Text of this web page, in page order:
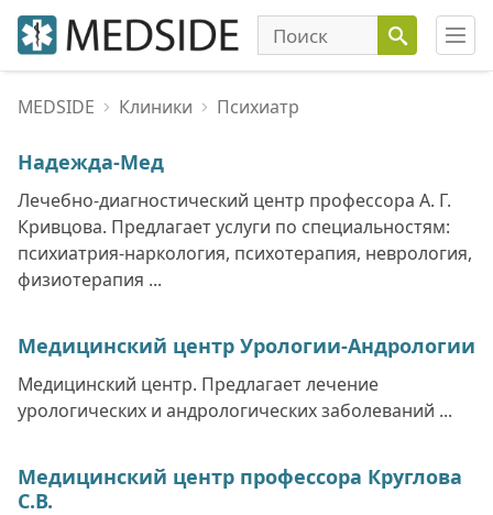
MEDSIDE Клиники Психиатр
Надежда-Мед
Лечебно-диагностический центр профессора А. Г.
Кривцова. Предлагает услуги по специальностям:
психиатрия-наркология, психотерапия, неврология,
физиотерапия ...
Медицинский центр Урологии-Андрологии
Медицинский центр. Предлагает лечение
урологических и андрологических заболеваний ...
Медицинский центр профессора Круглова
С.В.